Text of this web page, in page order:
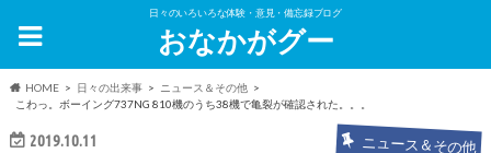
日々のいろいろな体験・意見・備忘録ブログ
おなかがグー
HOME 日々の出来事
ニュース＆その他
こわっ。ボーイング737NG 810機のうち38機で亀裂が確認された。。。
2019.10.11 ニュース＆その他